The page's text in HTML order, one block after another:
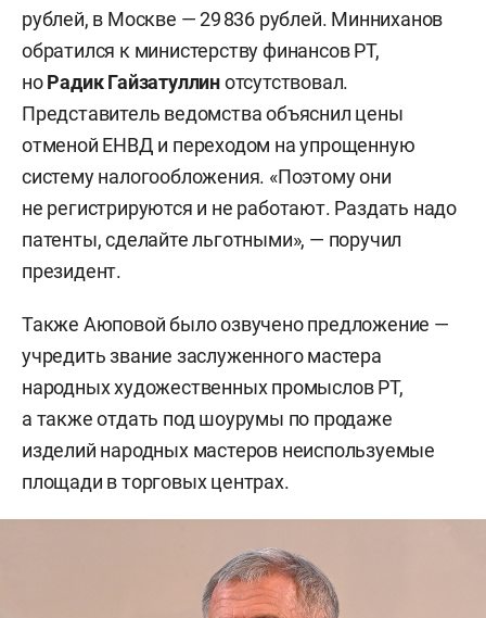
рублей, в Москве — 29 836 рублей. Минниханов
обратился к министерству финансов РТ,
ноРадик Гайзатуллинотсутствовал.
Представитель ведомства объяснил цены
отменой ЕНВД и переходом на упрощенную
систему налогообложения. «Поэтому они
не регистрируются и не работают. Раздать надо
патенты, сделайте льготными», — поручил
президент.
Также Аюповой было озвучено предложение —
учредить звание заслуженного мастера
народных художественных промыслов РТ,
а также отдать под шоурумы по продаже
изделий народных мастеров неиспользуемые
площади в торговых центрах.